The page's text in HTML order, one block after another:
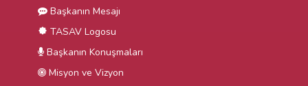
Başkanın Mesajı
TASAV Logosu
Başkanın Konuşmaları
Misyon ve Vizyon